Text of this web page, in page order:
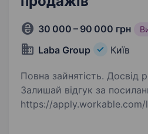
30 000 – 90 000 грн
Laba Group Київ
Повна зайнятість. Досвід
Залишай відгук за
https://